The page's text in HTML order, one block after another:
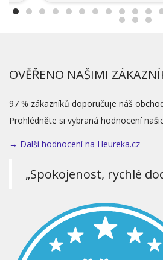
OVĚŘENO NAŠIMI
97 % zákazníků doporučuje náš
Prohlédněte si vybraná hodnocení
→ Další hodnocení na Heureka.cz
„Spokojenost, rychlé